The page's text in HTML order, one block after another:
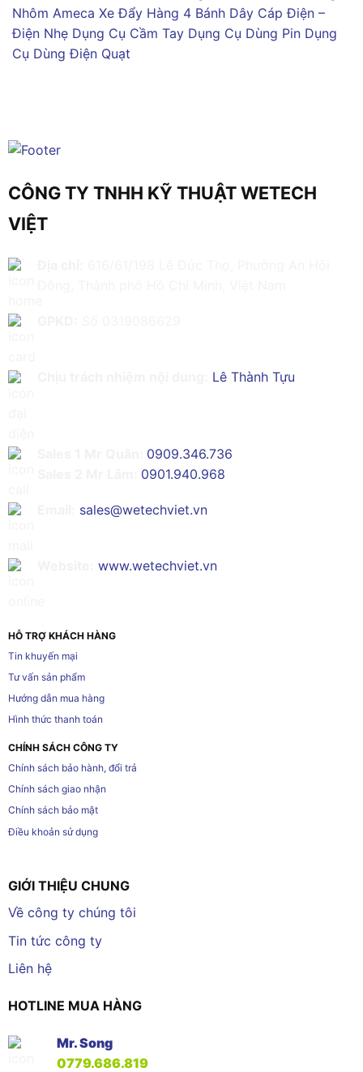
Nhôm Ameca Xe Đẩy Hàng 4 Bánh Dây Cáp Điện –
Điện Nhẹ Dụng Cụ Cầm Tay Dụng Cụ Dùng Pin Dụng
Cụ Dùng Điện Quạt
CÔNG TY TNHH KỸ THUẬT WETECH
VIỆT
Lê Thành Tựu
0909.346.736
0901.940.968
sales@wetechviet.vn
www.wetechviet.vn
HỖ TRỢ KHÁCH HÀNG
Tin khuyến mại
Tư vấn sản phẩm
Hướng dẫn mua hàng
Hình thức thanh toán
CHÍNH SÁCH CÔNG TY
Chính sách bảo hành, đổi trả
Chính sách giao nhận
Chính sách bảo mật
Điều khoản sử dụng
GIỚI THIỆU CHUNG
Về công ty chúng tôi
Tin tức công ty
Liên hệ
HOTLINE MUA HÀNG
Mr. Song
0779.686.819